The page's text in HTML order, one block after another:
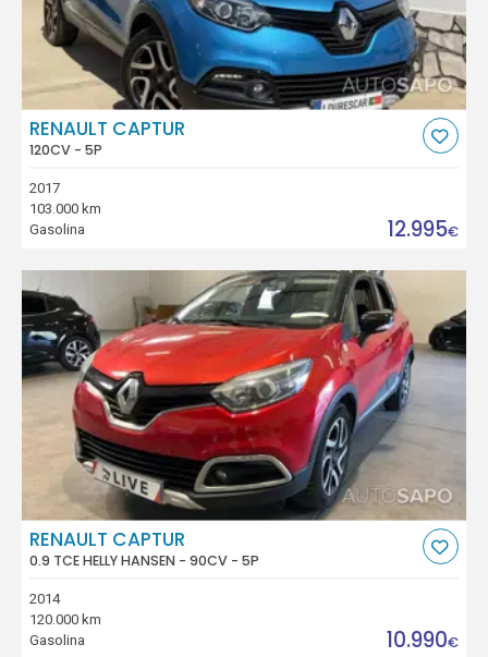
RENAULT CAPTUR
120CV - 5P
2017
103.000 km
Gasolina
12.995€
RENAULT CAPTUR
0.9 TCE HELLY HANSEN - 90CV - 5P
2014
120.000 km
Gasolina
10.990€